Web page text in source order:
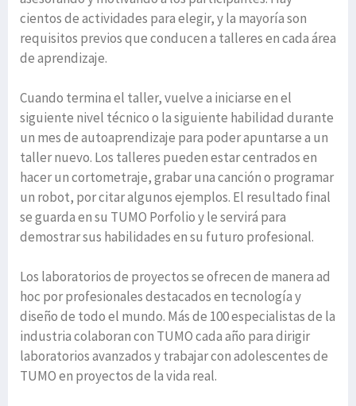
cientos de actividades para elegir, y la mayoría son
requisitos previos que conducen a talleres en cada área
de aprendizaje.
Cuando termina el taller, vuelve a iniciarse en el
siguiente nivel técnico o la siguiente habilidad durante
un mes de autoaprendizaje para poder apuntarse a un
taller nuevo. Los talleres pueden estar centrados en
hacer un cortometraje, grabar una canción o programar
un robot, por citar algunos ejemplos. El resultado final
se guarda en su TUMO Porfolio y le servirá para
demostrar sus habilidades en su futuro profesional.
Los laboratorios de proyectos se ofrecen de manera ad
hoc por profesionales destacados en tecnología y
diseño de todo el mundo. Más de 100 especialistas de la
industria colaboran con TUMO cada año para dirigir
laboratorios avanzados y trabajar con adolescentes de
TUMO en proyectos de la vida real.